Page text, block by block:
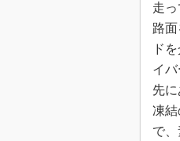
走
路
ド
イ
先
凍
で